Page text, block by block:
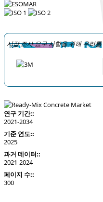
시장 조사 요구 사항을 위해 우리
연구 기간::
2021-2034
기준 연도::
2025
과거 데이터::
2021-2024
페이지 수::
300